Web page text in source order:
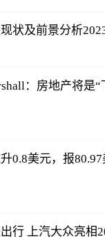
状及前景分析
：房地产将是
0.8美元，报
行 上汽大众亮相